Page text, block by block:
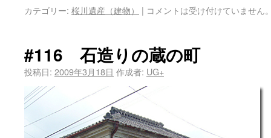
カテゴリー: 桜川遺産（建物） | コメントは受け付けていません
#116 石造りの蔵の町
投稿日: 2009年3月18日 作成者: UG+